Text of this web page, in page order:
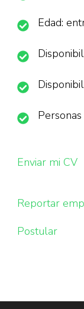
Edad:
Enviar mi CV
Reportar
Postular